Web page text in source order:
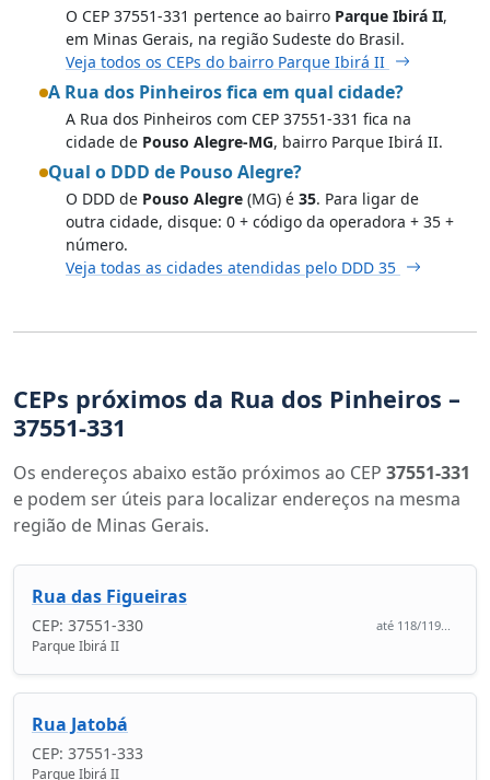
O CEP 37551-331 pertence ao bairro Parque Ibirá II,
em Minas Gerais, na região Sudeste do Brasil.
Veja todos os CEPs do bairro Parque Ibirá II
A Rua dos Pinheiros fica em qual cidade?
A Rua dos Pinheiros com CEP 37551-331 fica na
cidade de Pouso Alegre-MG, bairro Parque Ibirá II.
Qual o DDD de Pouso Alegre?
O DDD de Pouso Alegre (MG) é 35. Para ligar de
outra cidade, disque: 0 + código da operadora + 35 +
número.
Veja todas as cidades atendidas pelo DDD 35
CEPs próximos da Rua dos Pinheiros –
37551-331
Os endereços abaixo estão próximos ao CEP 37551-331
e podem ser úteis para localizar endereços na mesma
região de Minas Gerais.
Rua das Figueiras
CEP: 37551-330 até 118/119...
Parque Ibirá II
Rua Jatobá
CEP: 37551-333
Parque Ibirá II